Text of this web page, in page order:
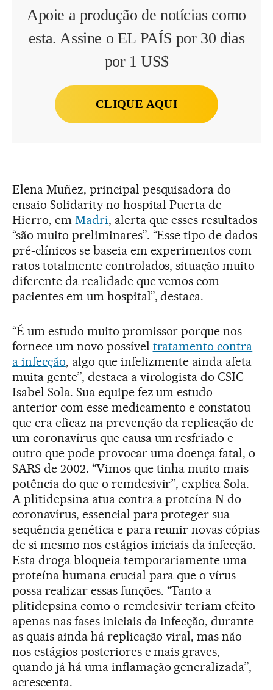
Apoie a produção de notícias como
esta. Assine o EL PAÍS por 30 dias
por 1 US$
CLIQUE AQUI
Elena Muñez, principal pesquisadora do
ensaio Solidarity no hospital Puerta de
Hierro, em Madri, alerta que esses resultados
“são muito preliminares”. “Esse tipo de dados
pré-clínicos se baseia em experimentos com
ratos totalmente controlados, situação muito
diferente da realidade que vemos com
pacientes em um hospital”, destaca.
“É um estudo muito promissor porque nos
fornece um novo possível tratamento contra
a infecção, algo que infelizmente ainda afeta
muita gente”, destaca a virologista do CSIC
Isabel Sola. Sua equipe fez um estudo
anterior com esse medicamento e constatou
que era eficaz na prevenção da replicação de
um coronavírus que causa um resfriado e
outro que pode provocar uma doença fatal, o
SARS de 2002. “Vimos que tinha muito mais
potência do que o remdesivir”, explica Sola.
A plitidepsina atua contra a proteína N do
coronavírus, essencial para proteger sua
sequência genética e para reunir novas cópias
de si mesmo nos estágios iniciais da infecção.
Esta droga bloqueia temporariamente uma
proteína humana crucial para que o vírus
possa realizar essas funções. “Tanto a
plitidepsina como o remdesivir teriam efeito
apenas nas fases iniciais da infecção, durante
as quais ainda há replicação viral, mas não
nos estágios posteriores e mais graves,
quando já há uma inflamação generalizada”,
acrescenta.